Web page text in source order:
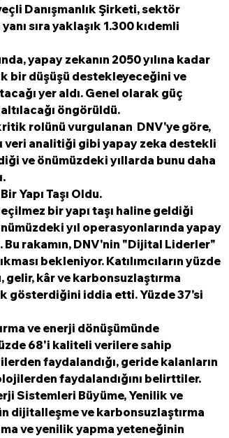
Danışmanlık Şirketi, sektör
sıra yaklaşık 1.300 kıdemli
yapay zekanın 2050 yılına kadar
bir düşüşü destekleyeceğini ve
yer aldı. Genel olarak güç
öngörüldü.
rolünü vurgulanan  DNV'ye göre,
veri analitiği gibi yapay zeka destekli
ve önümüzdeki yıllarda bunu daha
Yapı Taşı Oldu.
bir yapı taşı haline geldiği
yıl operasyonlarında yapay
rakamın, DNV'nin "Dijital Liderler"
bekleniyor. Katılımcıların yüzde
gelir, kâr ve karbonsuzlaştırma
gösterdiğini iddia etti. Yüzde 37'si
ve enerji dönüşümünde
68'i kaliteli verilere sahip
faydalandığı, geride kalanların
faydalandığını belirttiler.
Sistemleri Büyüme, Yenilik ve
dijitalleşme ve karbonsuzlaştırma
ve yenilik yapma yeteneğinin